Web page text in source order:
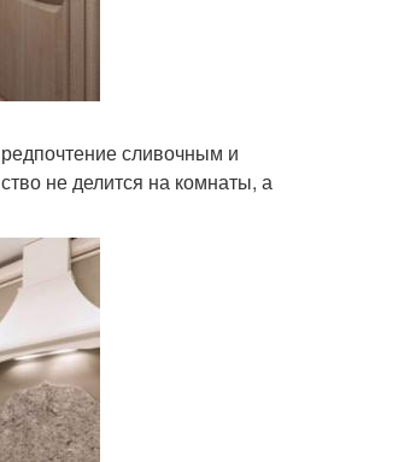
сливочным и
не делится на комнаты, а